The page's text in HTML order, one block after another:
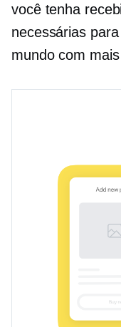
você tenha
necessárias
mundo com